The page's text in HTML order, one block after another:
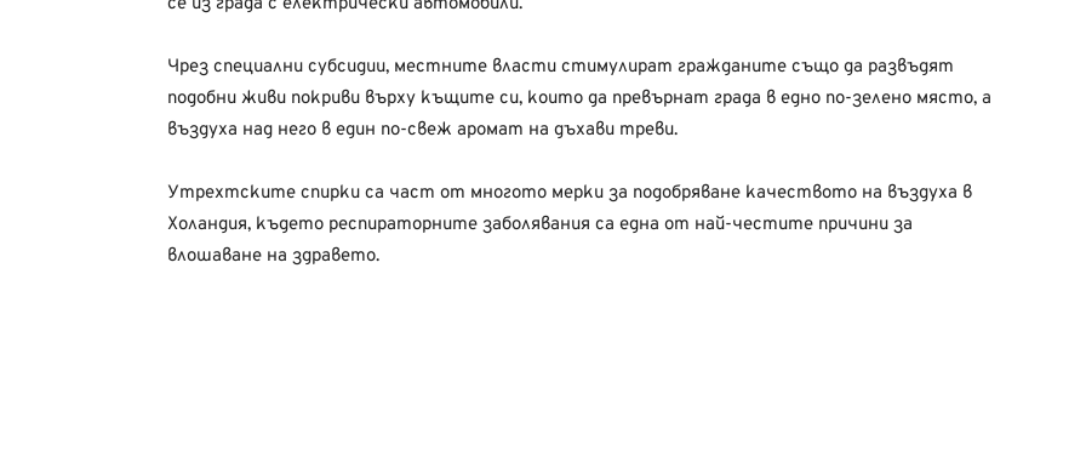
се из града с електрически автомобили.
Чрез специални субсидии, местните власти стимулират гражданите също да развъдят
подобни живи покриви върху къщите си, които да превърнат града в едно по-зелено място, а
въздуха над него в един по-свеж аромат на дъхави треви.
Утрехтските спирки са част от многото мерки за подобряване качеството на въздуха в
Холандия, където респираторните заболявания са една от най-честите причини за
влошаване на здравето.